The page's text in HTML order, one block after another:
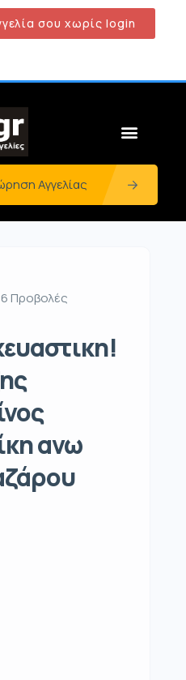
σου χωρίς login
Αγγελίας
Προβολές
ανω